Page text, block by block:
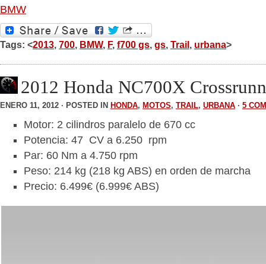
BMW
Tags: <2013, 700, BMW, F, f700 gs, gs, Trail, urbana>
2012 Honda NC700X
ENERO 11, 2012 · POSTED IN HONDA, MOTOS, TRAIL, URBANA · 5
Motor: 2 cilindros paralelo de 670 cc
Potencia: 47 CV a 6.250 rpm
Par: 60 Nm a 4.750 rpm
Peso: 214 kg (218 kg ABS) en orden de marcha
Precio: 6.499€ (6.999€ ABS)